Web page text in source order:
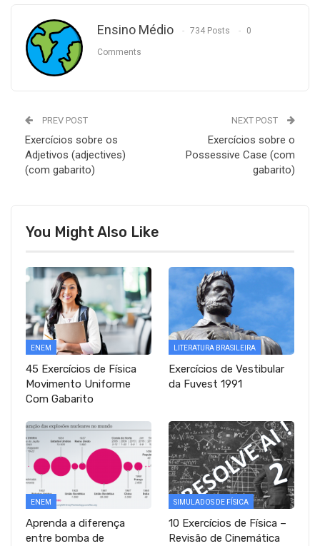
Ensino Médio 734 Posts 0
Comments
PREV POST
Exercícios sobre os
Adjetivos (adjectives)
(com gabarito)
NEXT POST
Exercícios sobre o
Possessive Case (com
gabarito)
You Might Also Like
ENEM
45 Exercícios de Física
Movimento Uniforme
Com Gabarito
LITERATURA BRASILEIRA
Exercícios de Vestibular
da Fuvest 1991
ENEM
Aprenda a diferença
entre bomba de
SIMULADOS DE FÍSICA
10 Exercícios de Física –
Revisão de Cinemática